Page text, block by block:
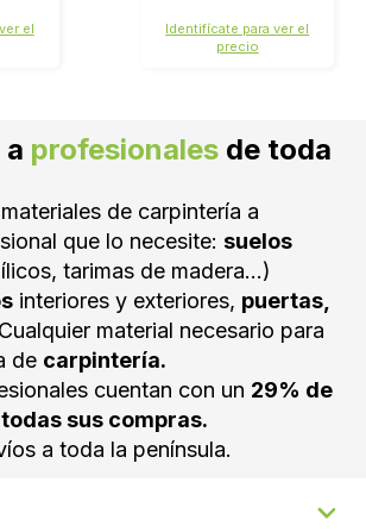
el
Identifícate para ver el
precio
profesionales de toda
de carpintería a
que lo necesite: suelos
tarimas de madera...)
interiores y exteriores, puertas,
material necesario para
de carpintería.
cuentan con un 29% de
sus compras.
a toda la península.